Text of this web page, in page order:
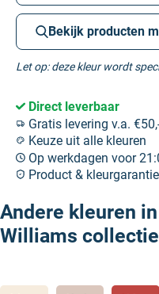
Bekijk producten
Let op: deze kleur wordt
Direct leverbaar
Gratis levering v.a.
Keuze uit alle kleuren
Op werkdagen voor
Product & kleurgarantie
Andere kleuren
Williams collectie